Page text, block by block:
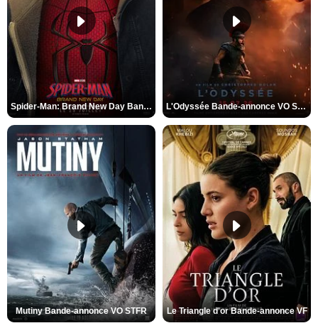
Spider-Man: Brand New Day Bande-annonce VO STFR L'Odyssée Bande-annonce VO STFR
Mutiny Bande-annonce VO STFR Le Triangle d'or Bande-annonce VF